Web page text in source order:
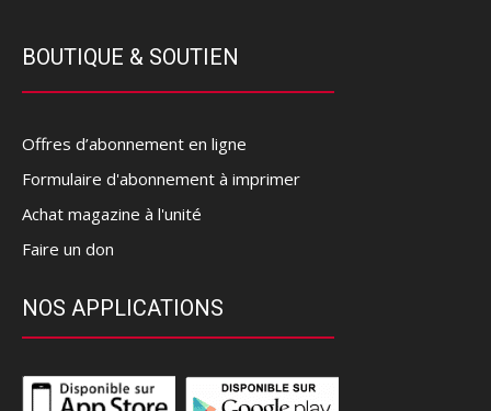
BOUTIQUE & SOUTIEN
Offres d’abonnement en ligne
Formulaire d'abonnement à imprimer
Achat magazine à l'unité
Faire un don
NOS APPLICATIONS